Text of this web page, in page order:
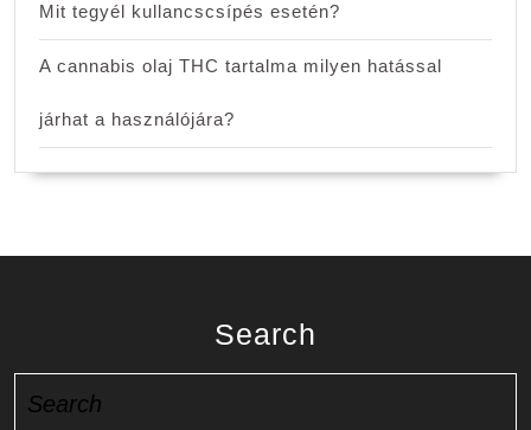
Mit tegyél kullancscsípés esetén?
A cannabis olaj THC tartalma milyen hatással
járhat a használójára?
Search
for: